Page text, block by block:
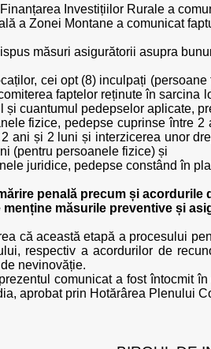
Investițiilor Rurale a
a Zonei Montane a comunicat
măsuri asigurătorii asupra
cei opt (8) inculpați
faptelor reținute în sarcina
și cuantumul pedepselor aplicate,
fizice, pedepse cuprinse între
ani și 2 luni și interzicerea unor
(pentru persoanele fizice) și
juridice, pedepse constând în
penală precum și
menține măsurile preventive și
că această etapă a procesului
respectiv a acordurilor de
nevinovăție.
comunicat a fost întocmit
aprobat prin Hotărârea Plenului